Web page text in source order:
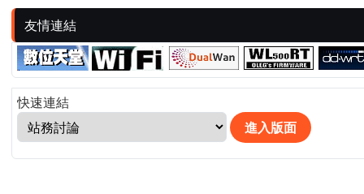
友情連結
快速連結